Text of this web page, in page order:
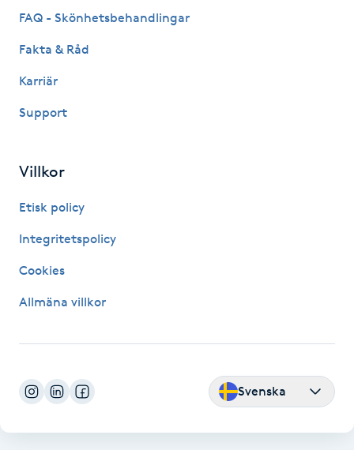
Meditation
Megavolymfransar
Mesoterapi
MicroPen
Nagelförlängning
FAQ - Skönhetsbehandlingar
Fakta & Råd
Karriär
Support
Villkor
Etisk policy
Integritetspolicy
Cookies
Allmäna villkor
Svenska